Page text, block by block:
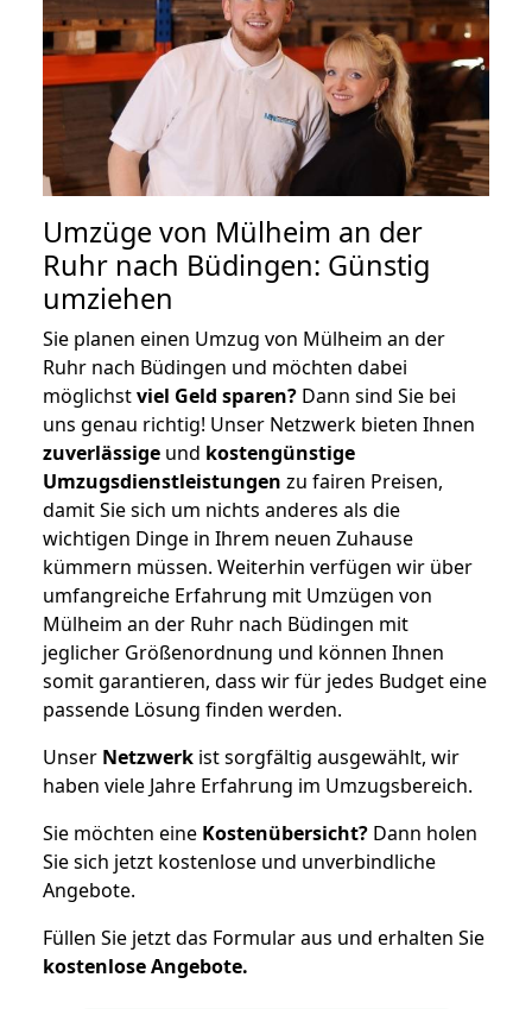
Umzüge von Mülheim an der
Ruhr nach Büdingen: Günstig
umziehen
Sie planen einen Umzug von Mülheim an der
Ruhr nach Büdingen und möchten dabei
möglichstviel Geld sparen? Dann sind Sie bei
uns genau richtig! Unser Netzwerk bieten Ihnen
zuverlässige und kostengünstige
Umzugsdienstleistungen zu fairen Preisen,
damit Sie sich um nichts anderes als die
wichtigen Dinge in Ihrem neuen Zuhause
kümmern müssen. Weiterhin verfügen wir über
umfangreiche Erfahrung mit Umzügen von
Mülheim an der Ruhr nach Büdingen mit
jeglicher Größenordnung und können Ihnen
somit garantieren, dass wir für jedes Budget eine
passende Lösung finden werden.
Unser Netzwerk ist sorgfältig ausgewählt, wir
haben viele Jahre Erfahrung im Umzugsbereich.
Sie möchten eine Kostenübersicht? Dann holen
Sie sich jetzt kostenlose und unverbindliche
Angebote.
Füllen Sie jetzt das Formular aus und erhalten Sie
kostenloseAngebote.